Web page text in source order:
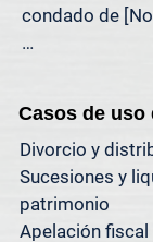
condado de
tasaciones en
Si se encuentra
seguro de si
propiedad,
con gusto le
Casos de uso
Divorcio y
Sucesiones y
patrimonio
Apelación fiscal